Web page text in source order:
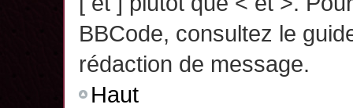
BBCode, consultez le
rédaction de message.
Haut